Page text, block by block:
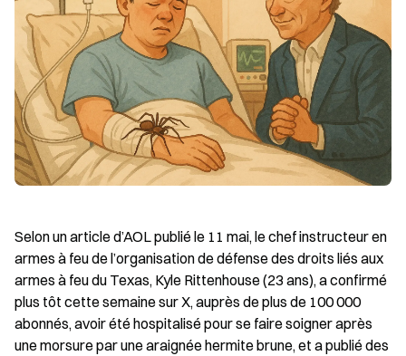
Selon un article d’AOL publié le 11 mai, le chef instructeur en
armes à feu de l’organisation de défense des droits liés aux
armes à feu du Texas, Kyle Rittenhouse (23 ans), a confirmé
plus tôt cette semaine sur X, auprès de plus de 100 000
abonnés, avoir été hospitalisé pour se faire soigner après
une morsure par une araignée hermite brune, et a publié des